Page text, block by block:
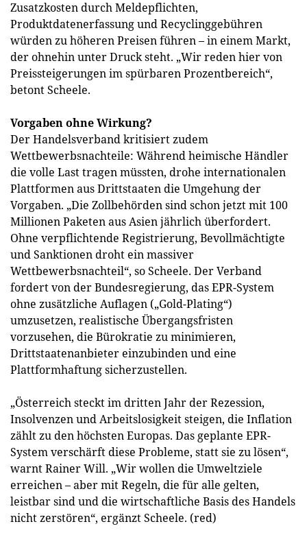
Zusatzkosten durch Meldepflichten,
Produktdatenerfassung und Recyclinggebühren
würden zu höheren Preisen führen – in einem Markt,
der ohnehin unter Druck steht. „Wir reden hier von
Preissteigerungen im spürbaren Prozentbereich“,
betont Scheele.
Vorgaben ohne Wirkung?
Der Handelsverband kritisiert zudem
Wettbewerbsnachteile: Während heimische Händler
die volle Last tragen müssten, drohe internationalen
Plattformen aus Drittstaaten die Umgehung der
Vorgaben. „Die Zollbehörden sind schon jetzt mit 100
Millionen Paketen aus Asien jährlich überfordert.
Ohne verpflichtende Registrierung, Bevollmächtigte
und Sanktionen droht ein massiver
Wettbewerbsnachteil“, so Scheele. Der Verband
fordert von der Bundesregierung, das EPR-System
ohne zusätzliche Auflagen („Gold-Plating“)
umzusetzen, realistische Übergangsfristen
vorzusehen, die Bürokratie zu minimieren,
Drittstaatenanbieter einzubinden und eine
Plattformhaftung sicherzustellen.
„Österreich steckt im dritten Jahr der Rezession,
Insolvenzen und Arbeitslosigkeit steigen, die Inflation
zählt zu den höchsten Europas. Das geplante EPR-
System verschärft diese Probleme, statt sie zu lösen“,
warnt Rainer Will. „Wir wollen die Umweltziele
erreichen – aber mit Regeln, die für alle gelten,
leistbar sind und die wirtschaftliche Basis des Handels
nicht zerstören“, ergänzt Scheele. (red)